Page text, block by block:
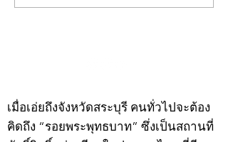
พระ"ประจำพุธที่ 29
เมื่อเอ่ยถึงจังหวัดสระบุรี คนทั่วไปจะต้อง
คิดถึง “รอยพระพุทธบาท” ซึ่งเป็นสถานที่